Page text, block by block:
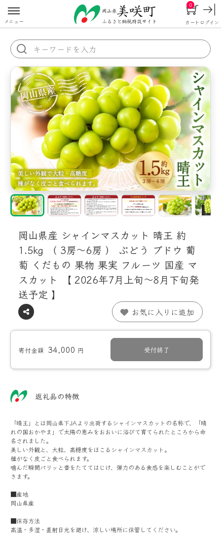
メニュー カート
0
ログイン
岡山県産 シャインマスカット 晴王 約
1.5kg （ 3房～6房 ） ぶどう ブドウ 葡
萄 くだもの 果物 果実 フルーツ 国産 マ
スカット 【 2026年7月上旬～8月下旬発
送予定 】
お気に入りに追加
寄付金額 34,000 円 受付終了
返礼品の特徴
「晴王」とは岡山県下JAより出荷するシャインマスカットの名称で、「晴
れの国おかやま」で太陽の恵みをおおいに浴びて育てられたところから命
名されました。
美しい外観と、大粒、高糖度をほこるシャインマスカット。
種がなく皮ごと食べられます。
噛んだ瞬間パリッと音をたててはじけ、弾力のある食感を楽しむことがで
きます。
■産地
岡山県産
■保存方法
高温・多湿・直射日光を避け、涼しい場所に保管してください。